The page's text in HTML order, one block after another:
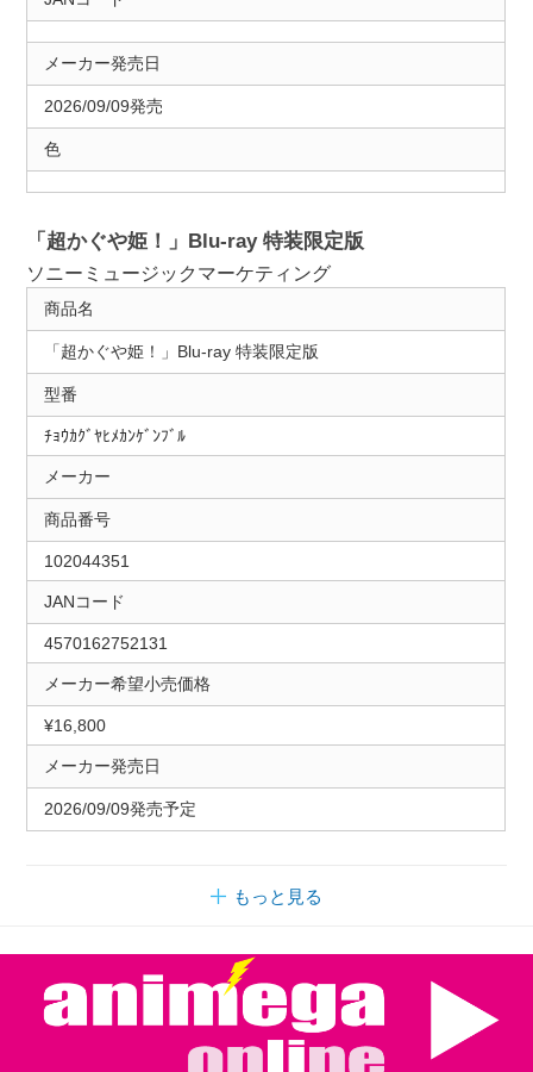
メーカー発売日
2026/09/09発売
色
「超かぐや姫！」Blu-ray 特装限定版
ソニーミュージックマーケティング
商品名
「超かぐや姫！」Blu-ray 特装限定版
型番
ﾁｮｳｶｸﾞﾔﾋﾒｶﾝｹﾞﾝﾌﾞﾙ
メーカー
商品番号
102044351
JANコード
4570162752131
メーカー希望小売価格
¥16,800
メーカー発売日
2026/09/09発売予定
もっと見る